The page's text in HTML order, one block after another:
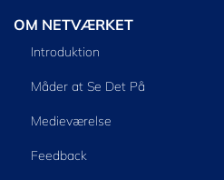
OM NETVÆRKET
Introduktion
Måder at Se Det På
Medieværelse
Feedback